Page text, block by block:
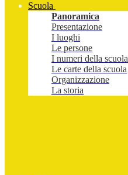
Scuola
Panoramica
Presentazione
I luoghi
Le persone
I numeri della scuola
Le carte della scuola
Organizzazione
La storia